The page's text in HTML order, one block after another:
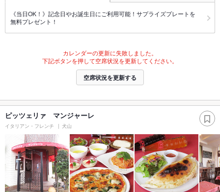
《当日OK！》記念日やお誕生日にご利用可能！サプライズプレートを
無料プレゼント！
カレンダーの更新に失敗しました。
下記ボタンを押して空席状況を更新してください。
空席状況を更新する
ピッツェリァ マンジャーレ
イタリアン・フレンチ 犬山